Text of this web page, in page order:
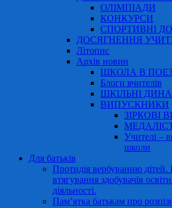
ОЛІМПІАДИ
КОНКУРСИ
СПОРТИВНІ
ДОСЯГНЕННЯ
Літопис
Архів новин
ШКОЛА В
Блоги вчителів
ШКІЛЬНІ
ВИПУСКНИКИ
ЗІРКОВІ
Учителі –
школи
Для батьків
Протидія вербуванню
втягування здобувачів
діяльності.
Пам’ятка батькам про